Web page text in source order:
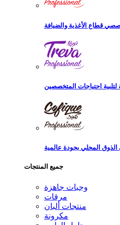
جميع المنتجات
وجبات جاهزة
مرقات
منتجات ألبان
مكرونة